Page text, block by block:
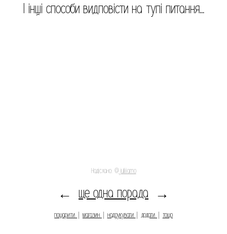
І інші способи видповісти на тупі питання...
Надіслано: @ juliiiamo
← ще одна порада →
пошарити магазин надрукувати додати тощо